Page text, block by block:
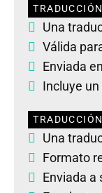
Una
Válida
Enviada
Incluye
Una
Formato
Enviada a